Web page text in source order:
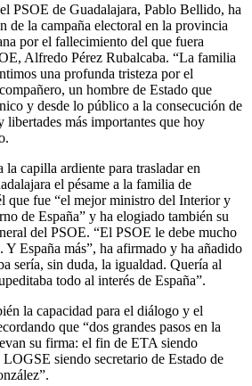
PSOE de Guadalajara, Pablo Bellido, ha
de la campaña electoral en la provincia
por el fallecimiento del que fuera
Alfredo Pérez Rubalcaba. “La familia
una profunda tristeza por el
un hombre de Estado que
y desde lo público a la consecución de
libertades más importantes que hoy
la capilla ardiente para trasladar en
el pésame a la familia de
que fue “el mejor ministro del Interior y
de España” y ha elogiado también su
del PSOE. “El PSOE le debe mucho
España más”, ha afirmado y ha añadido
sería, sin duda, la igualdad. Quería al
todo al interés de España”.
la capacidad para el diálogo y el
que “dos grandes pasos en la
su firma: el fin de ETA siendo
siendo secretario de Estado de